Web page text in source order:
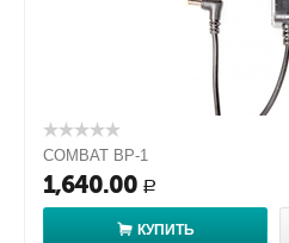
COMBAT BP-1
1,640.00 Р
КУПИТЬ